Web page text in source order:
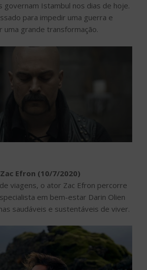
governam Istambul nos dias de hoje.
para impedir uma guerra e
uma grande transformação.
Efron (10/7/2020)
viagens, o ator Zac Efron percorre
em bem-estar Darin Olien
saudáveis e sustentáveis de viver.